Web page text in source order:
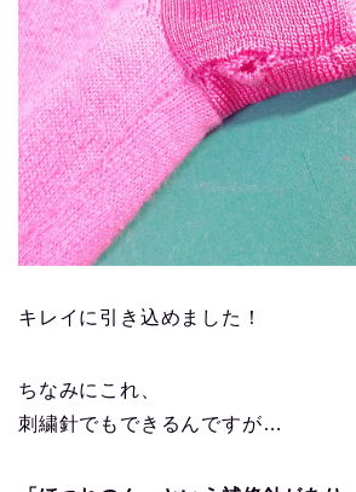
キレイに引き込めました！
ちなみにこれ、
刺繍針でもできるんですが…